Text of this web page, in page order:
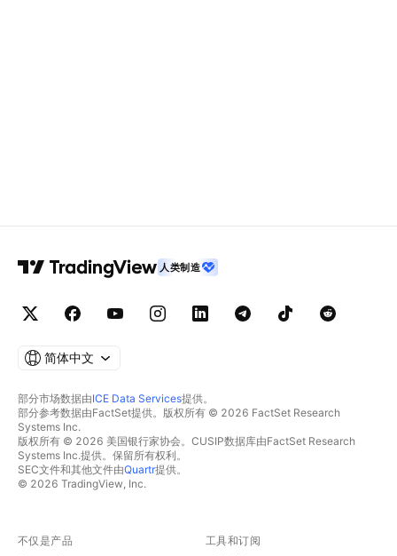
人类制造
简体中文
部分市场数据由ICE Data Services提供。
部分参考数据由FactSet提供。版权所有 © 2026 FactSet Research
Systems Inc.
版权所有 © 2026 美国银行家协会。CUSIP数据库由FactSet Research
Systems Inc.提供。保留所有权利。
SEC文件和其他文件由Quartr提供。
© 2026 TradingView, Inc.
不仅是产品 工具和订阅